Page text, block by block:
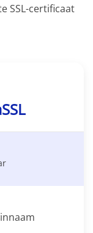
SSL-certificaat